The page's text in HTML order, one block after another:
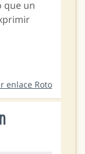
que un
enlace Roto